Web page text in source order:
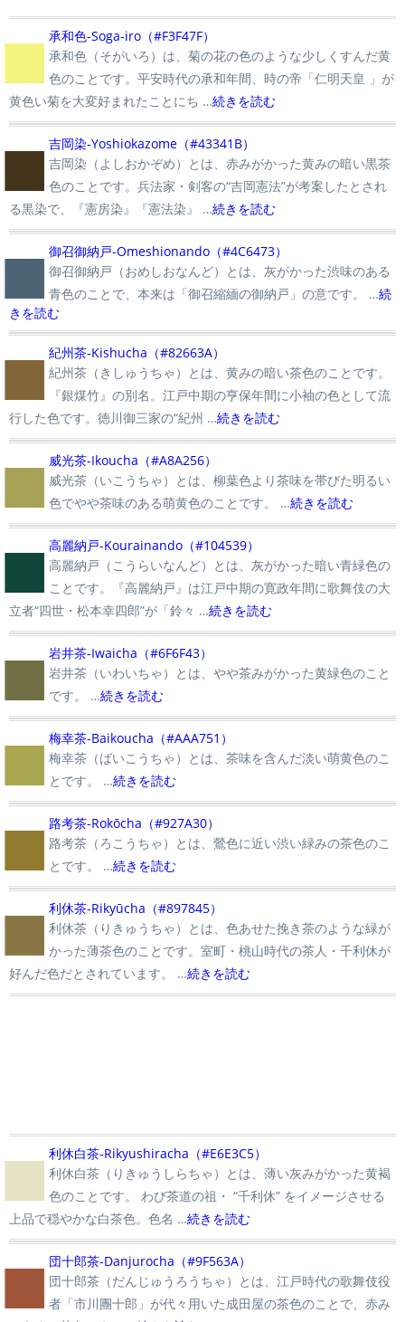
■承和色-Soga-iro（#F3F47F）
承和色（そがいろ）は、菊の花の色のような少しくすんだ黄
色のことです。平安時代の承和年間、時の帝「仁明天皇 」が
黄色い菊を大変好まれたことにち …続きを読む
■吉岡染-Yoshiokazome（#43341B）
吉岡染（よしおかぞめ）とは、赤みがかった黄みの暗い黒茶
色のことです。兵法家・剣客の“吉岡憲法”が考案したとされ
る黒染で、『憲房染』『憲法染』 …続きを読む
■御召御納戸-Omeshionando（#4C6473）
御召御納戸（おめしおなんど）とは、灰がかった渋味のある
青色のことで、本来は「御召縮緬の御納戸」の意です。 …続
きを読む
■紀州茶-Kishucha（#82663A）
紀州茶（きしゅうちゃ）とは、黄みの暗い茶色のことです。
『銀煤竹』の別名。江戸中期の亨保年間に小袖の色として流
行した色です。徳川御三家の“紀州 …続きを読む
■威光茶-Ikoucha（#A8A256）
威光茶（いこうちゃ）とは、柳葉色より茶味を帯びた明るい
色でやや茶味のある萌黄色のことです。 …続きを読む
■高麗納戸-Kourainando（#104539）
高麗納戸（こうらいなんど）とは、灰がかった暗い青緑色の
ことです。『高麗納戸』は江戸中期の寛政年間に歌舞伎の大
立者“四世・松本幸四郎”が「鈴々 …続きを読む
■岩井茶-Iwaicha（#6F6F43）
岩井茶（いわいちゃ）とは、やや茶みがかった黄緑色のこと
です。 …続きを読む
■梅幸茶-Baikoucha（#AAA751）
梅幸茶（ばいこうちゃ）とは、茶味を含んだ淡い萌黄色のこ
とです。 …続きを読む
■路考茶-Rokōcha（#927A30）
路考茶（ろこうちゃ）とは、鶯色に近い渋い緑みの茶色のこ
とです。 …続きを読む
■利休茶-Rikyūcha（#897845）
利休茶（りきゅうちゃ）とは、色あせた挽き茶のような緑が
かった薄茶色のことです。室町・桃山時代の茶人・千利休が
好んだ色だとされています。 …続きを読む
■利休白茶-Rikyushiracha（#E6E3C5）
利休白茶（りきゅうしらちゃ）とは、薄い灰みがかった黄褐
色のことです。 わび茶道の祖・ “千利休” をイメージさせる
上品で穏やかな白茶色。色名 …続きを読む
■団十郎茶-Danjurocha（#9F563A）
団十郎茶（だんじゅうろうちゃ）とは、江戸時代の歌舞伎役
者「市川團十郎」が代々用いた成田屋の茶色のことで、赤み